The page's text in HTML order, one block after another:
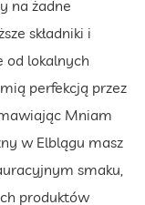
na żadne
składniki i
od lokalnych
perfekcją przez
Mniam
w Elblągu masz
smaku,
produktów